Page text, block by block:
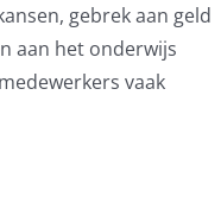
gebrek aan geld
aan het onderwijs
vaak